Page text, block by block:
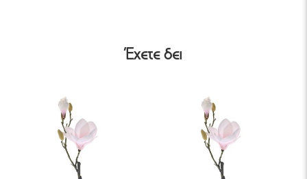
Έχετε δει